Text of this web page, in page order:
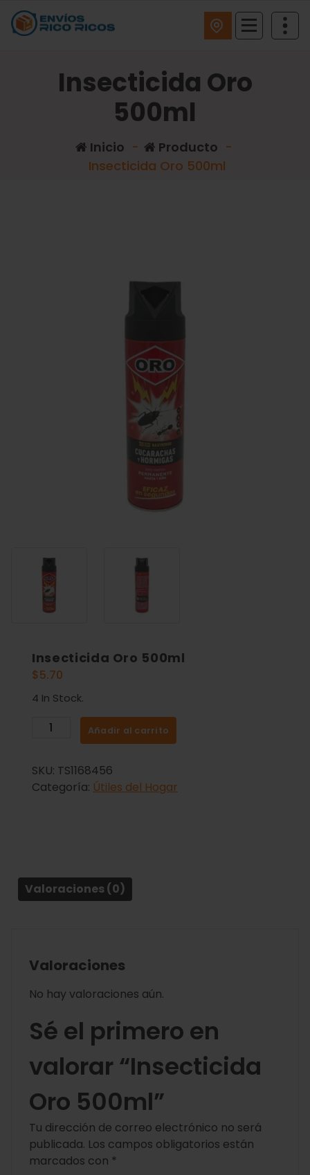
Insecticida Oro
500ml
Inicio - Producto -
Insecticida Oro 500ml
Insecticida Oro 500ml
$5.70
4 In Stock.
Añadir al carrito
SKU: TS1168456
Categoría: Útiles del Hogar
Valoraciones (0)
Valoraciones
No hay valoraciones aún.
Sé el primero en
valorar “Insecticida
Oro 500ml”
Tu dirección de correo electrónico no será
publicada. Los campos obligatorios están
marcados con *